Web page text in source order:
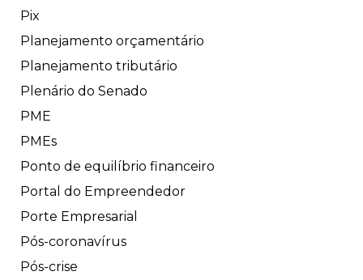
Pix
Planejamento orçamentário
Planejamento tributário
Plenário do Senado
PME
PMEs
Ponto de equilíbrio financeiro
Portal do Empreendedor
Porte Empresarial
Pós-coronavírus
Pós-crise